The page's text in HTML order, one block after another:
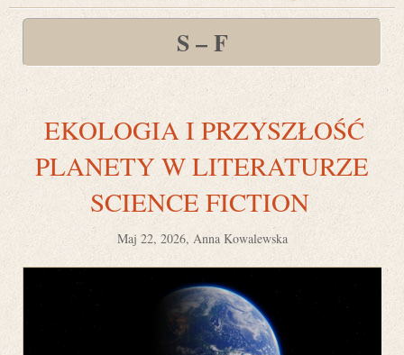
S – F
EKOLOGIA I PRZYSZŁOŚĆ
PLANETY W LITERATURZE
SCIENCE FICTION
Maj 22, 2026, Anna Kowalewska